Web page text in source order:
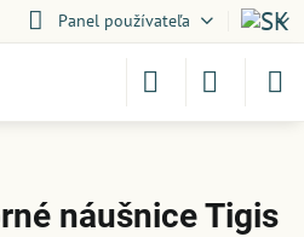
Panel používateľa
náušnice Tigis